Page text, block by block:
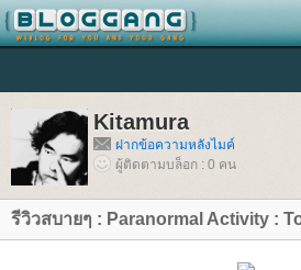
Kitamura
ฝากข้อความหลังไมค์
ผู้ติดตามบล็อก : 0 คน
รีวิวสบายๆ : Paranormal Activity :